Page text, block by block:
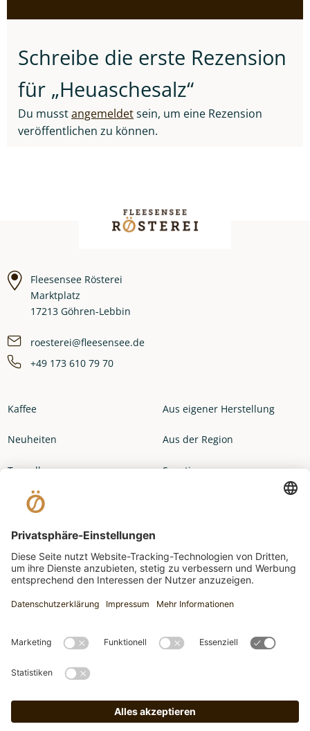
Schreibe die erste Rezension
für „Heuaschesalz“
Du musstangemeldetsein, um eine Rezension
veröffentlichen zu können.
Fleesensee Rösterei
Marktplatz
17213 Göhren-Lebbin
roesterei@fleesensee.de
+49 173 610 79 70
Kaffee
Neuheiten
Topseller
Aus eigener Herstellung
Aus der Region
Sonstiges